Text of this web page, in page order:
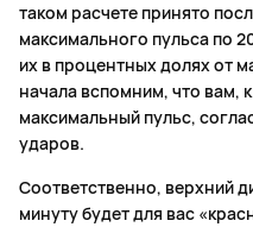
таком расчете принято
максимального пульса по
их в процентных долях от
начала вспомним, что вам,
максимальный пульс,
ударов.
Соответственно, верхний
минуту будет для вас